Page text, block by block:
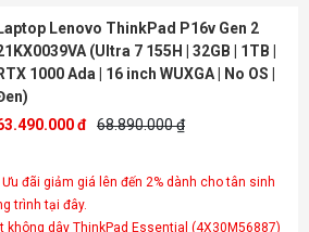
Laptop Lenovo ThinkPad P16v Gen 2
(Ultra 7 155H | 32GB | 1TB |
RTX 1000 Ada | 16 inch WUXGA | No OS |
đ 68.890.000 ₫
Ưu đãi giảm giá lên đến 2% dành cho tân sinh
trình tại đây.
không dây ThinkPad Essential (4X30M56887)